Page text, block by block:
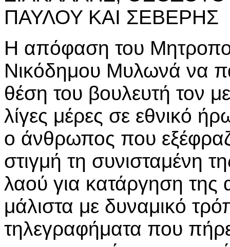
ΠΑΥΛΟΥ ΚΑΙ ΣΕΒΕΡΗΣ
Η απόφαση του
Νικόδημου Μυλωνά να
θέση του βουλευτή τον
λίγες μέρες σε εθνικό
ο άνθρωπος που
στιγμή τη συνισταμένη
λαού για κατάργηση της
μάλιστα με δυναμικό
τηλεγραφήματα που